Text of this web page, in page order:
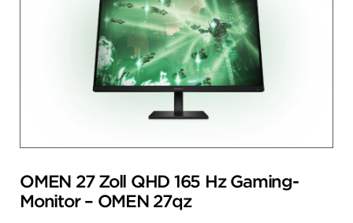
OMEN 27 Zoll QHD 165 Hz Gaming-
Monitor – OMEN 27qz